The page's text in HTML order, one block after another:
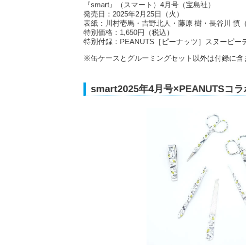
『smart』（スマート）4月号（宝島社）
発売日：2025年2月25日（火）
表紙：川村壱馬・吉野北人・藤原 樹・長谷川 慎
特別価格：1,650円（税込）
特別付録：PEANUTS［ピーナッツ］スヌーピー
※缶ケースとグルーミングセット以外は付録に含
smart2025年4月号×PEANUTSコ